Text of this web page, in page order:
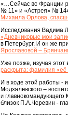
«…Сейчас во Франции
№ 11» и «Астрея» №
Михаила Орлова,
Исследования Вадима
«Дневниковые мои
в Петербург. И он же
Ярославовой –
Уже позже, изучая
раскрыта: фамилия
И в ходе этой работы -
Модзалевского –
и главнокомандующего
близок П.А.Черевин -